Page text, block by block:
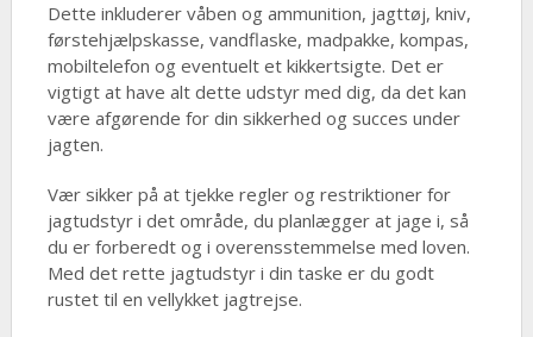
Dette inkluderer våben og ammunition, jagttøj, kniv,
førstehjælpskasse, vandflaske, madpakke, kompas,
mobiltelefon og eventuelt et kikkertsigte. Det er
vigtigt at have alt dette udstyr med dig, da det kan
være afgørende for din sikkerhed og succes under
jagten.
Vær sikker på at tjekke regler og restriktioner for
jagtudstyr i det område, du planlægger at jage i, så
du er forberedt og i overensstemmelse med loven.
Med det rette jagtudstyr i din taske er du godt
rustet til en vellykket jagtrejse.